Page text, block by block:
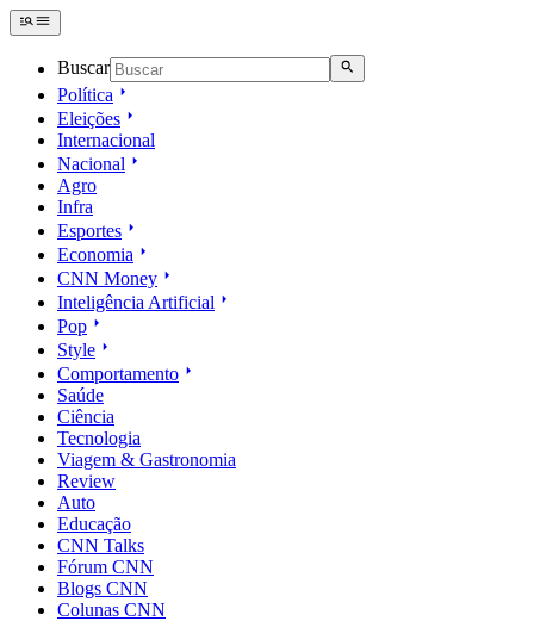
Buscar
Política
Eleições
Internacional
Nacional
Agro
Infra
Esportes
Economia
CNN Money
Inteligência Artificial
Pop
Style
Comportamento
Saúde
Ciência
Tecnologia
Viagem & Gastronomia
Review
Auto
Educação
CNN Talks
Fórum CNN
Blogs CNN
Colunas CNN